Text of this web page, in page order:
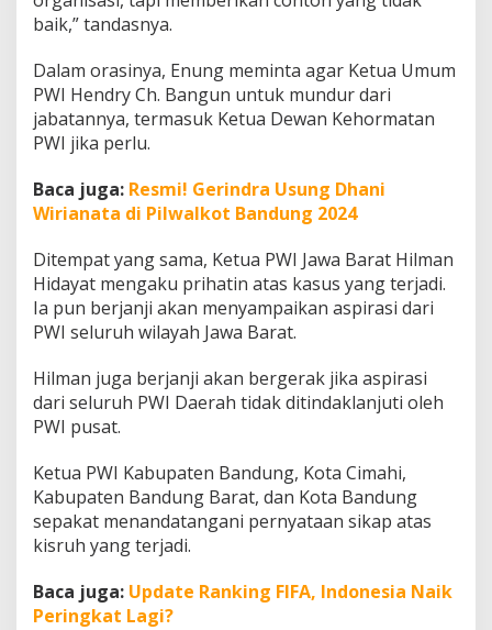
baik,” tandasnya.
Dalam orasinya, Enung meminta agar Ketua Umum
PWI Hendry Ch. Bangun untuk mundur dari
jabatannya, termasuk Ketua Dewan Kehormatan
PWI jika perlu.
Baca juga: Resmi! Gerindra Usung Dhani
Wirianata di Pilwalkot Bandung 2024
Ditempat yang sama, Ketua PWI Jawa Barat Hilman
Hidayat mengaku prihatin atas kasus yang terjadi.
Ia pun berjanji akan menyampaikan aspirasi dari
PWI seluruh wilayah Jawa Barat.
Hilman juga berjanji akan bergerak jika aspirasi
dari seluruh PWI Daerah tidak ditindaklanjuti oleh
PWI pusat.
Ketua PWI Kabupaten Bandung, Kota Cimahi,
Kabupaten Bandung Barat, dan Kota Bandung
sepakat menandatangani pernyataan sikap atas
kisruh yang terjadi.
Baca juga: Update Ranking FIFA, Indonesia Naik
Peringkat Lagi?